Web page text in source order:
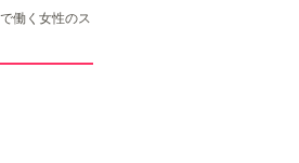
働く女性のス